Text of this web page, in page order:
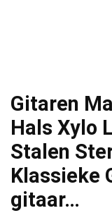
Gitaren
Hals Xylo
Stalen
Klassieke
gitaar…